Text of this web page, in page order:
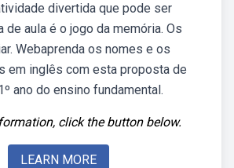
divertida que pode ser
de aula é o jogo da memória. Os
Webaprenda os nomes e os
em inglês com esta proposta de
ano do ensino fundamental.
click the button below.
LEARN MORE